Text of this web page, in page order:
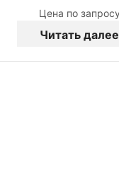
Цена по запросу
Читать далее